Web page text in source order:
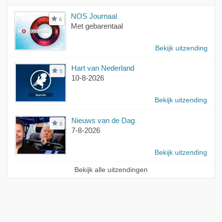
6
NOS Journaal
Met gebarentaal
Bekijk uitzending
5
Hart van Nederland
10-8-2026
Bekijk uitzending
6
Nieuws van de Dag
7-8-2026
Bekijk uitzending
Bekijk alle uitzendingen